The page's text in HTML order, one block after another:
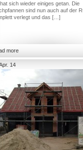
sich wieder einiges getan. Die
sind nun auch auf der
verlegt und das […]
more
14